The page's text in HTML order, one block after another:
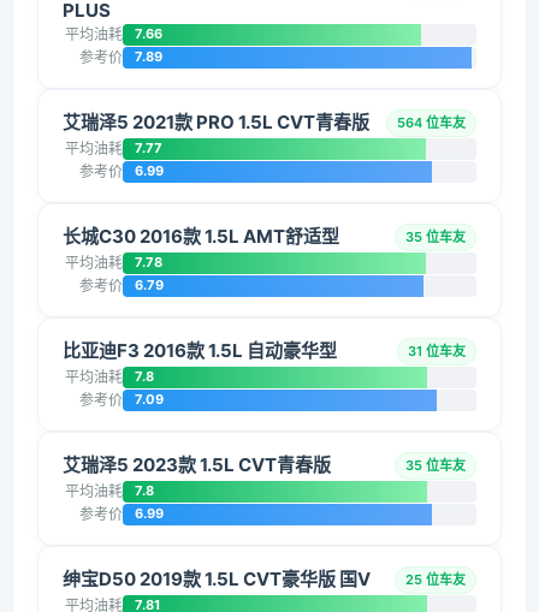
PLUS
平均油耗 7.66
参考价 7.89
艾瑞泽5 2021款 PRO 1.5L CVT青春版 564 位车友
平均油耗 7.77
参考价 6.99
长城C30 2016款 1.5L AMT舒适型 35 位车友
平均油耗 7.78
参考价 6.79
比亚迪F3 2016款 1.5L 自动豪华型 31 位车友
平均油耗 7.8
参考价 7.09
艾瑞泽5 2023款 1.5L CVT青春版 35 位车友
平均油耗 7.8
参考价 6.99
绅宝D50 2019款 1.5L CVT豪华版 国V 25 位车友
平均油耗 7.81